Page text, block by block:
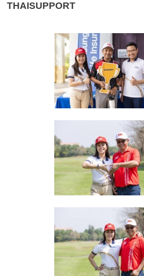
THAISUPPORT